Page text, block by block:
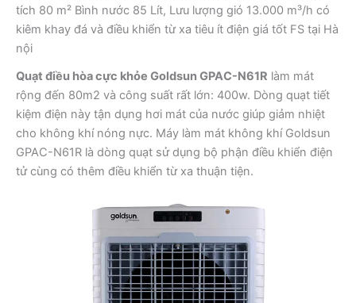
tích 80 m² Bình nước 85 Lít, Lưu lượng gió 13.000 m³/h có
kiêm khay đá và điều khiển từ xa tiêu ít điện giá tốt FS tại Hà
nội
Quạt điều hòa cực khỏe Goldsun GPAC-N61R làm mát
rộng đến 80m2 và công suất rất lớn: 400w. Dòng quạt tiết
kiệm điện này tận dụng hơi mát của nước giúp giảm nhiệt
cho không khí nóng nực. Máy làm mát không khí Goldsun
GPAC-N61R là dòng quạt sử dụng bộ phận điều khiển điện
tử cùng có thêm điều khiển từ xa thuận tiện.